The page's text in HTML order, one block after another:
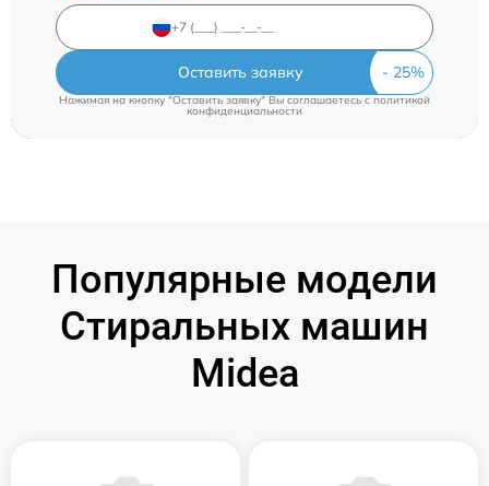
Оставить заявку
Нажимая на кнопку "Оставить заявку" Вы соглашаетесь cполитикой
конфиденциальности
Популярные модели
Стиральных машин
Midea